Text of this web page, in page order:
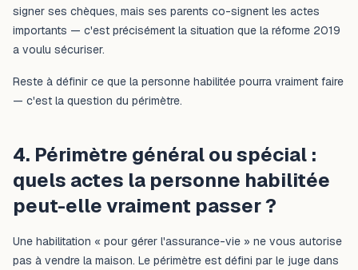
signer ses chèques, mais ses parents co-signent les actes
importants — c'est précisément la situation que la réforme 2019
a voulu sécuriser.
Reste à définir ce que la personne habilitée pourra vraiment faire
— c'est la question du périmètre.
4. Périmètre général ou spécial :
quels actes la personne habilitée
peut-elle vraiment passer ?
Une habilitation « pour gérer l'assurance-vie » ne vous autorise
pas à vendre la maison. Le périmètre est défini par le juge dans